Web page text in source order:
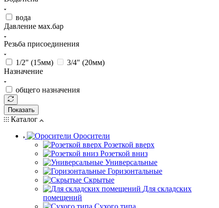
вода
Давление мах.бар
Резьба присоединения
1/2" (15мм)
3/4" (20мм)
Назначение
общего назначения
Показать
Каталог
Оросители
Розеткой вверх
Розеткой вниз
Универсальные
Горизонтальные
Скрытые
Для складских
помещений
Сухого типа